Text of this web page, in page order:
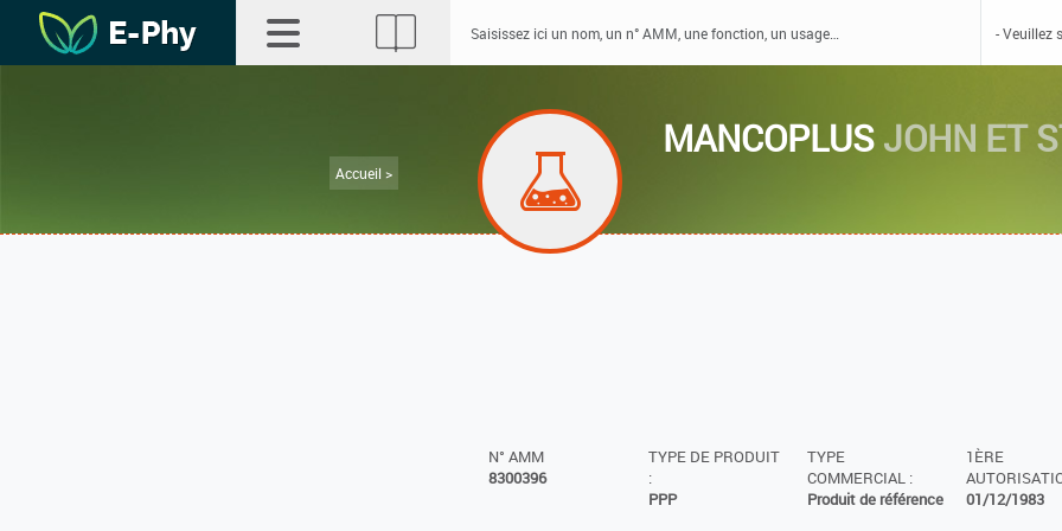
Accueil >
MANCOPLUSJOHN ET
N° AMM
8300396
TYPE DE PRODUIT
:
PPP
TYPE
COMMERCIAL :
Produit de référence
1ÈRE
01/12/1983